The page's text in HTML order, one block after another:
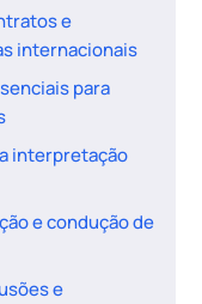
e
internacionais
para
interpretação
e condução de
e